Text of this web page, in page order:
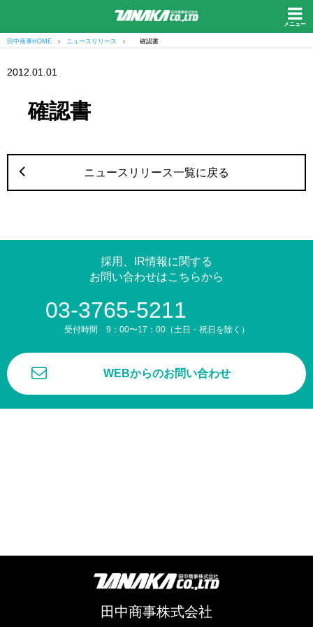
メニュー
田中商事HOME ニュースリリース 確認書
2012.01.01
確認書
ニュースリリース一覧に戻る
採用、IR情報に関する
お問い合わせはこちらから
03-3765-5211
受付時間 9：00〜17：00（土日・祝日を除く）
WEBからのお問い合わせ
田中商事株式会社